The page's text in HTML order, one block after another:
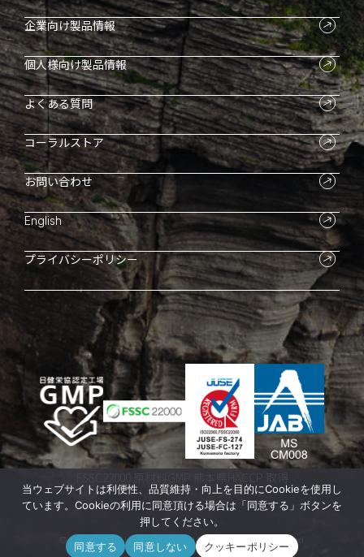
企業向け製品情報
個人様向け製品情報
よくある質問
コーラルストア
お問い合わせ
English
プライバシーポリシー
FSSC22000 原材料GMP 熊本県HACCP 取得
© 2026 CORAL INTERNATIONAL Inc. All rights reserved.
当ウェブサイトは利便性、品質維持・向上を目的にCookieを使用し
ています。Cookieの利用に同意頂ける場合は「同意する」ボタンを
押してください。
同意する
同意しない クッキーポリシー